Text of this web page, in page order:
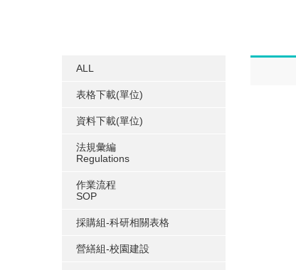
ALL
表格下載(單位)
資料下載(單位)
法規彙編
Regulations
作業流程
SOP
採購組-科研相關表格
營繕組-校園建設